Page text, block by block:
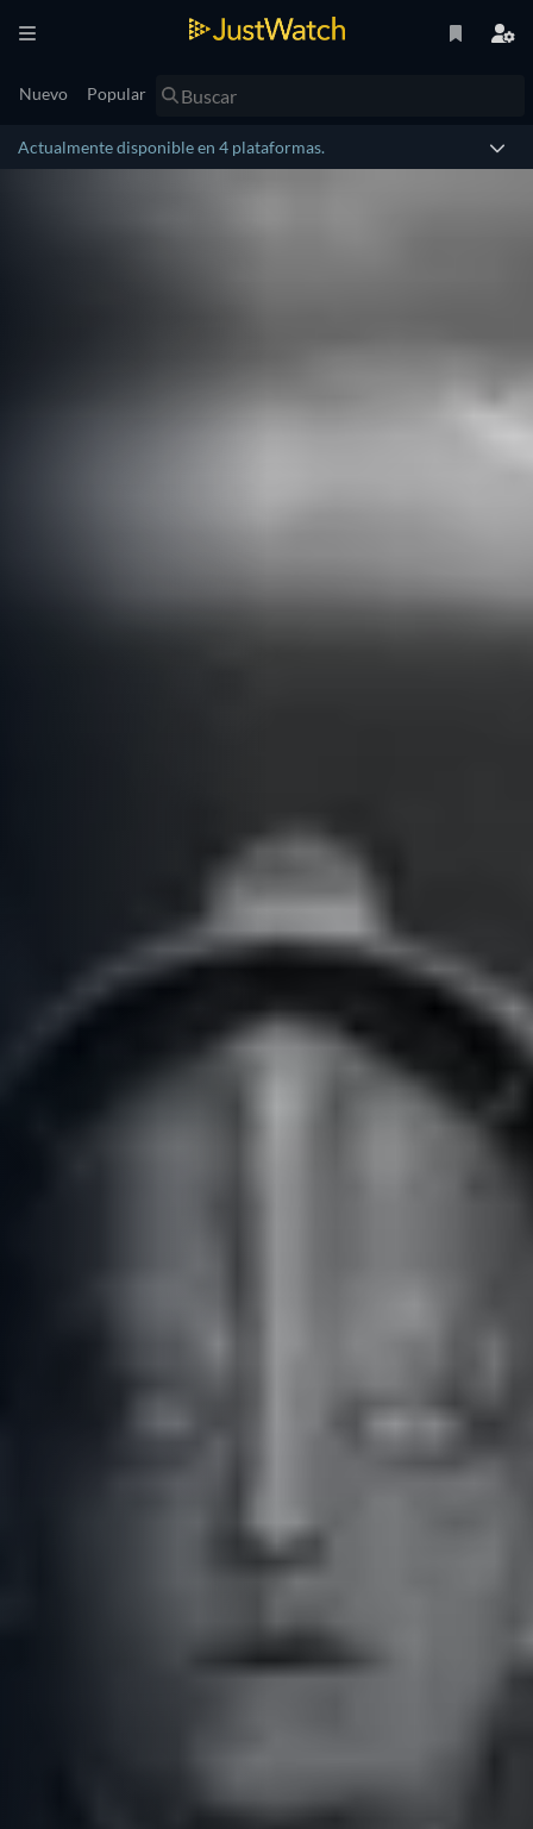
Nuevo Popular
Actualmente disponible en 4 plataformas.